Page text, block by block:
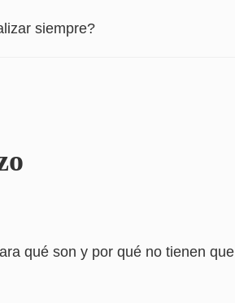
siempre?
qué son y por qué no tienen que